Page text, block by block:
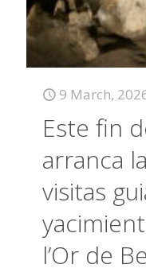
9 March,
Este fin
arranca
visitas
l’Or de